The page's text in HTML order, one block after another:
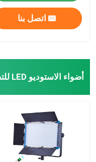
اتصل بنا
أضواء الاستوديو LED للتصوير الفوتوغرافي